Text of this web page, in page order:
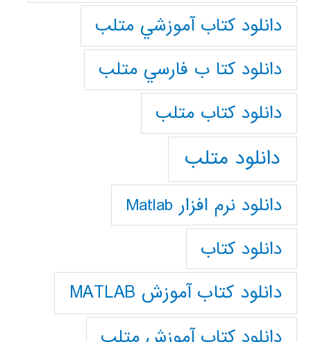
دانلود كتاب آموزشي متلب
دانلود كتا ب فارسي متلب
دانلود كتاب متلب
دانلود متلب
دانلود نرم افزار Matlab
دانلود کتاب
دانلود کتاب آموزش MATLAB